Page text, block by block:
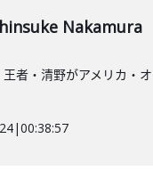
Nakamura
者・清野がアメリカ・
|00:38:57